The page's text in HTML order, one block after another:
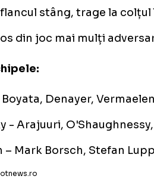
stâng, trage la
din joc mai mulți
Denayer,
- Arajuuri,
– Mark Borsch, Stefan